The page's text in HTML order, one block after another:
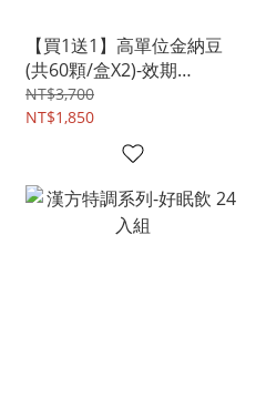
【買1送1】高單位金納豆
(共60顆/盒X2)-效期
20261118
NT$3,700
NT$1,850